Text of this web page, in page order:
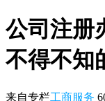
公司注册
不得不知
来自专栏工商服务